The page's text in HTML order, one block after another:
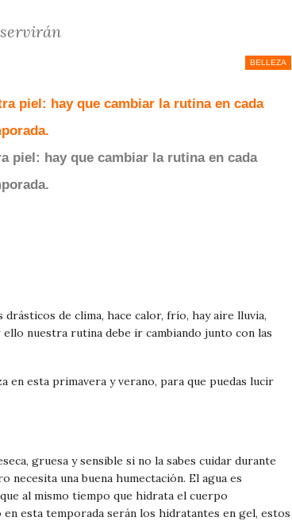
BELLEZA
piel: hay que cambiar la rutina en cada
de clima, hace calor, frío, hay aire lluvia,
nuestra rutina debe ir cambiando junto con las
en esta primavera y verano, para que puedas lucir
gruesa y sensible si no la sabes cuidar durante
una buena humectación. El agua es
al mismo tiempo que hidrata el cuerpo
esta temporada serán los hidratantes en gel, estos